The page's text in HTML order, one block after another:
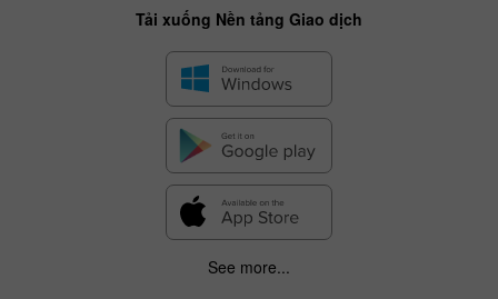
Tải xuống Nền tảng Giao dịch
See more...